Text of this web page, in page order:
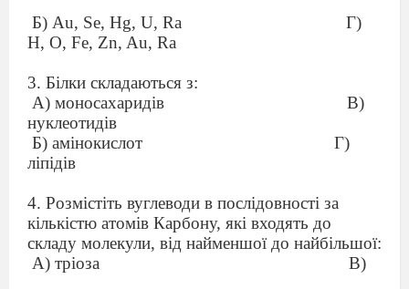
Б) Au, Se, Hg, U, Ra
Г)
H, O, Fe, Zn, Au, Ra
3. Білки складаються з:
А) моносахаридів
В)
нуклеотидів
Б) амінокислот
Г)
ліпідів
4. Розмістіть вуглеводи в послідовності за
кількістю атомів Карбону, які входять до
складу молекули, від найменшої до найбільшої:
А) тріоза
В)